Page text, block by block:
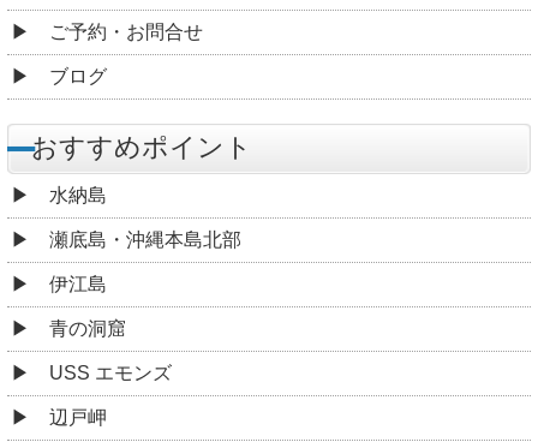
ご予約・お問合せ
ブログ
おすすめポイント
水納島
瀬底島・沖縄本島北部
伊江島
青の洞窟
USS エモンズ
辺戸岬